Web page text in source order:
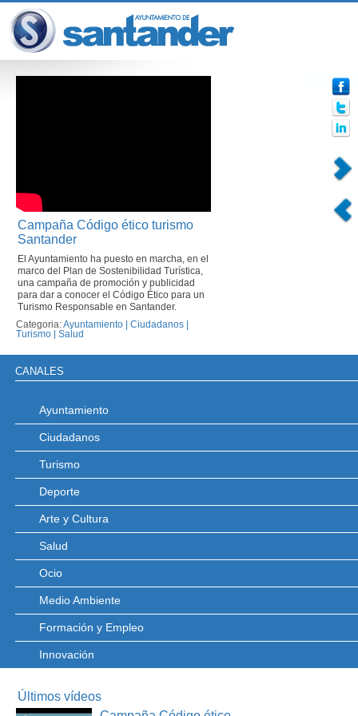
Campaña Código ético turismo
Santander
El Ayuntamiento ha puesto en marcha, en el
marco del Plan de Sostenibilidad Turística,
una campaña de promoción y publicidad
para dar a conocer el Código Ético para un
Turismo Responsable en Santander.
Categoria:Ayuntamiento Ciudadanos
Turismo
Salud
CANALES
Ayuntamiento
Ciudadanos
Turismo
Deporte
Arte y Cultura
Salud
Ocio
Medio Ambiente
Formación y Empleo
Innovación
Últimos vídeos